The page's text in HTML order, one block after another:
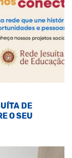
DE
O SEU